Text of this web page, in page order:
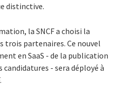
distinctive.
la SNCF a choisi la
trois partenaires. Ce nouvel
en SaaS - de la publication
- sera déployé à